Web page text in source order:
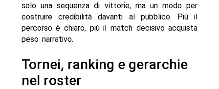
solo una sequenza di vittorie, ma un modo per
costruire credibilità davanti al pubblico. Più il
percorso è chiaro, più il match decisivo acquista
peso narrativo.
Tornei, ranking e gerarchie
nel roster